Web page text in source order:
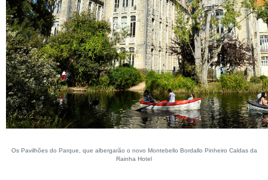
Os Pavilhões do Parque, que albergarão o novo Montebello Bordallo Pinheiro Caldas da
Rainha Hotel